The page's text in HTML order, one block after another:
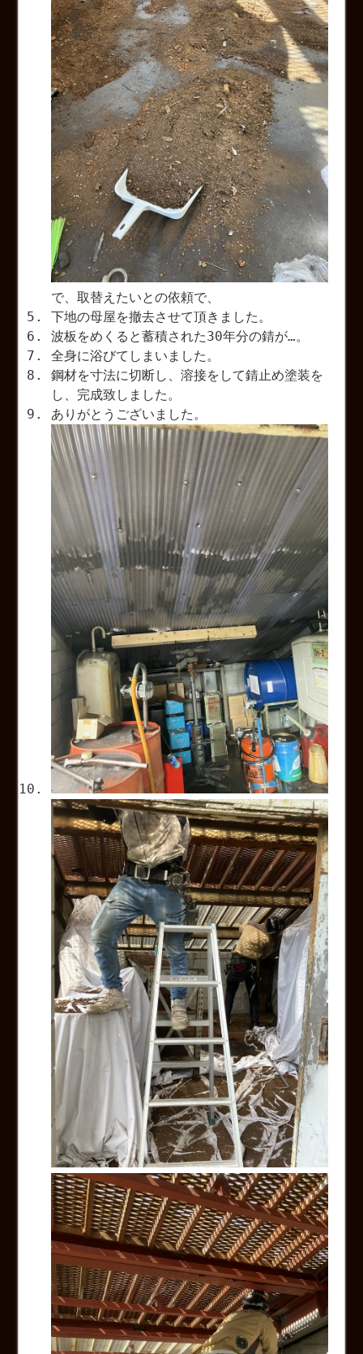
で、取替えたいとの依頼で、
下地の母屋を撤去させて頂きました。
波板をめくると蓄積された30年分の錆が…。
全身に浴びてしまいました。
鋼材を寸法に切断し、溶接をして錆止め塗装を
し、完成致しました。
ありがとうございました。